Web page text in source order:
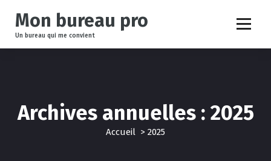
e
Mon bureau pro
Un bureau qui me convient
Archives annuelles : 2025
Accueil > 2025